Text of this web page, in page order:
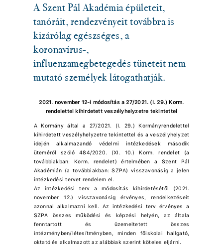
A Szent Pál Akadémia épületeit,
tanóráit, rendezvényeit továbbra is
kizárólag egészséges, a
koronavírus-,
influenzamegbetegedés tüneteit nem
mutató személyek látogathatják.
2021. november 12-i módosítás a 27/2021. (I. 29.) Korm.
rendelettel kihirdetett veszélyhelyzetre tekintettel
A Kormány által a 27/2021. (I. 29.) Kormányrendelettel
kihirdetett veszélyhelyzetre tekintettel és a veszélyhelyzet
idején alkalmazandó védelmi intézkedések második
üteméről szóló 484/2020. (XI. 10.) Korm. rendelet (a
továbbiakban: Korm. rendelet) értelmében a Szent Pál
Akadémián (a továbbiakban: SZPA) visszavonásig a jelen
intézkedési tervet rendelem el.
Az intézkedési terv a módosítás kihirdetésétől (2021.
november 12.) visszavonásig érvényes, rendelkezéseit
azonnal alkalmazni kell. Az intézkedési terv érvényes a
SZPA összes működési és képzési helyén, az általa
fenntartott és üzemeltetett összes
intézményben/létesítményben, minden főiskolai hallgató,
oktató és alkalmazott az alábbiak szerint köteles eljárni.